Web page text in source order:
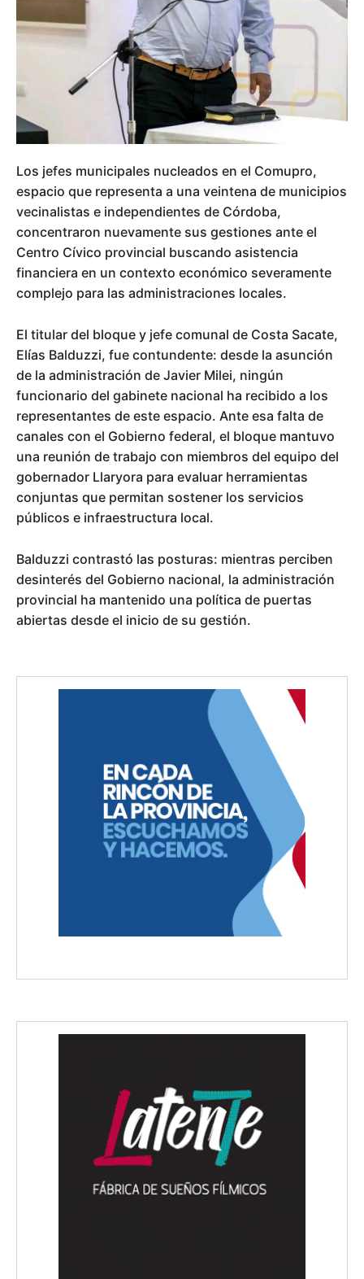
Los jefes municipales nucleados en el Comupro,
espacio que representa a una veintena de municipios
vecinalistas e independientes de Córdoba,
concentraron nuevamente sus gestiones ante el
Centro Cívico provincial buscando asistencia
financiera en un contexto económico severamente
complejo para las administraciones locales.
El titular del bloque y jefe comunal de Costa Sacate,
Elías Balduzzi, fue contundente: desde la asunción
de la administración de Javier Milei, ningún
funcionario del gabinete nacional ha recibido a los
representantes de este espacio. Ante esa falta de
canales con el Gobierno federal, el bloque mantuvo
una reunión de trabajo con miembros del equipo del
gobernador Llaryora para evaluar herramientas
conjuntas que permitan sostener los servicios
públicos e infraestructura local.
Balduzzi contrastó las posturas: mientras perciben
desinterés del Gobierno nacional, la administración
provincial ha mantenido una política de puertas
abiertas desde el inicio de su gestión.